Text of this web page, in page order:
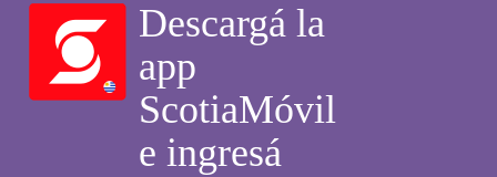
Descargá la
app
ScotiaMóvil
e ingresá